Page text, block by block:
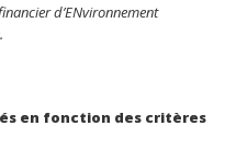
d’ENvironnement
en fonction des critères